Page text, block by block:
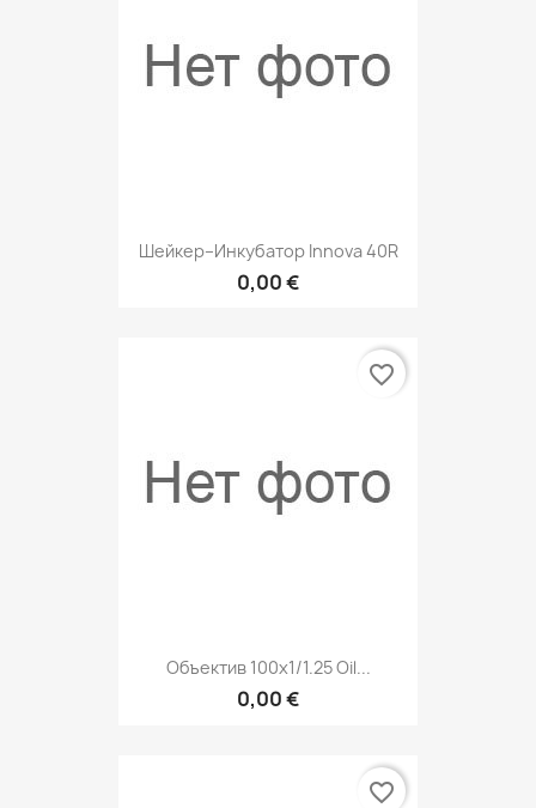
Шейкер–Инкубатор Innova 40R
0,00 €
Объектив 100x1/1.25 Oil...
0,00 €
favorite_border
favorite_border